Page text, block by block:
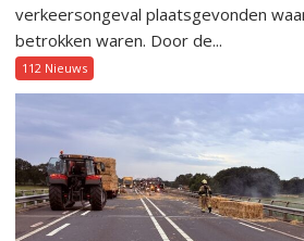
verkeersongeval plaatsgevonden
betrokken waren. Door de...
112 Nieuws